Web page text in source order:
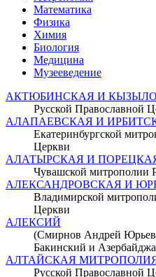
Математика
Физика
Химия
Биология
Медицина
Музееведение
АКТЮБИНСКАЯ И
Русской Православной
АЛАПАЕВСКАЯ И
Екатеринбургской
Церкви
АЛАТЫРСКАЯ И
Чувашской митрополии
АЛЕКСАНДРОВСКАЯ И
Владимирской
Церкви
АЛЕКСИЙ
(Смирнов Андрей
Бакинский и
АЛТАЙСКАЯ
Русской Православной